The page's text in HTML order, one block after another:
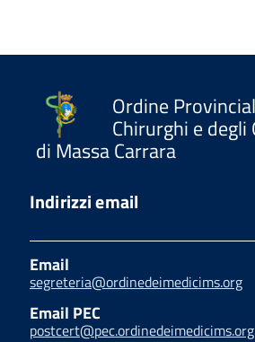
Ordine
Chirurghi e
di Massa Carrara
Indirizzi email
Email
segreteria@ordinedeimedicims.org
Email PEC
postcert@pec.ordinedeimedicims.org